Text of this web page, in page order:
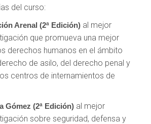
del curso:
Arenal (2ª Edición) al mejor
que promueva una mejor
derechos humanos en el ámbito
de asilo, del derecho penal y
centros de internamientos de
Gómez (2ª Edición) al mejor
sobre seguridad, defensa y